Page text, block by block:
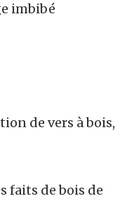
imbibé
de vers à bois,
faits de bois de